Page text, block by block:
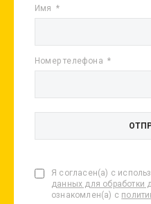
Имя
Номер телефона
Я согласен(а) с
данных для обработки
ознакомлен(а) с